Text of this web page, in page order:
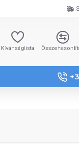
Kívánságlista